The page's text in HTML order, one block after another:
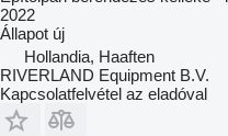
2022
Állapot új
Hollandia, Haaften
RIVERLAND Equipment B.V.
Kapcsolatfelvétel az eladóval